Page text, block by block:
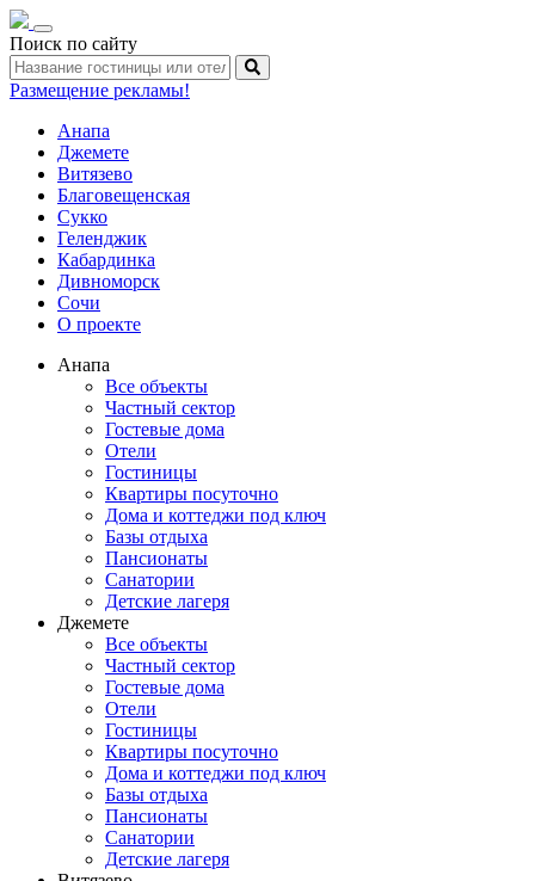
Toggle
navigation
Поиск по сайту
Размещение рекламы!
Анапа
Джемете
Витязево
Благовещенская
Сукко
Геленджик
Кабардинка
Дивноморск
Сочи
О проекте
Анапа
Все объекты
Частный сектор
Гостевые дома
Отели
Гостиницы
Квартиры посуточно
Дома и коттеджи под ключ
Базы отдыха
Пансионаты
Санатории
Детские лагеря
Джемете
Все объекты
Частный сектор
Гостевые дома
Отели
Гостиницы
Квартиры посуточно
Дома и коттеджи под ключ
Базы отдыха
Пансионаты
Санатории
Детские лагеря